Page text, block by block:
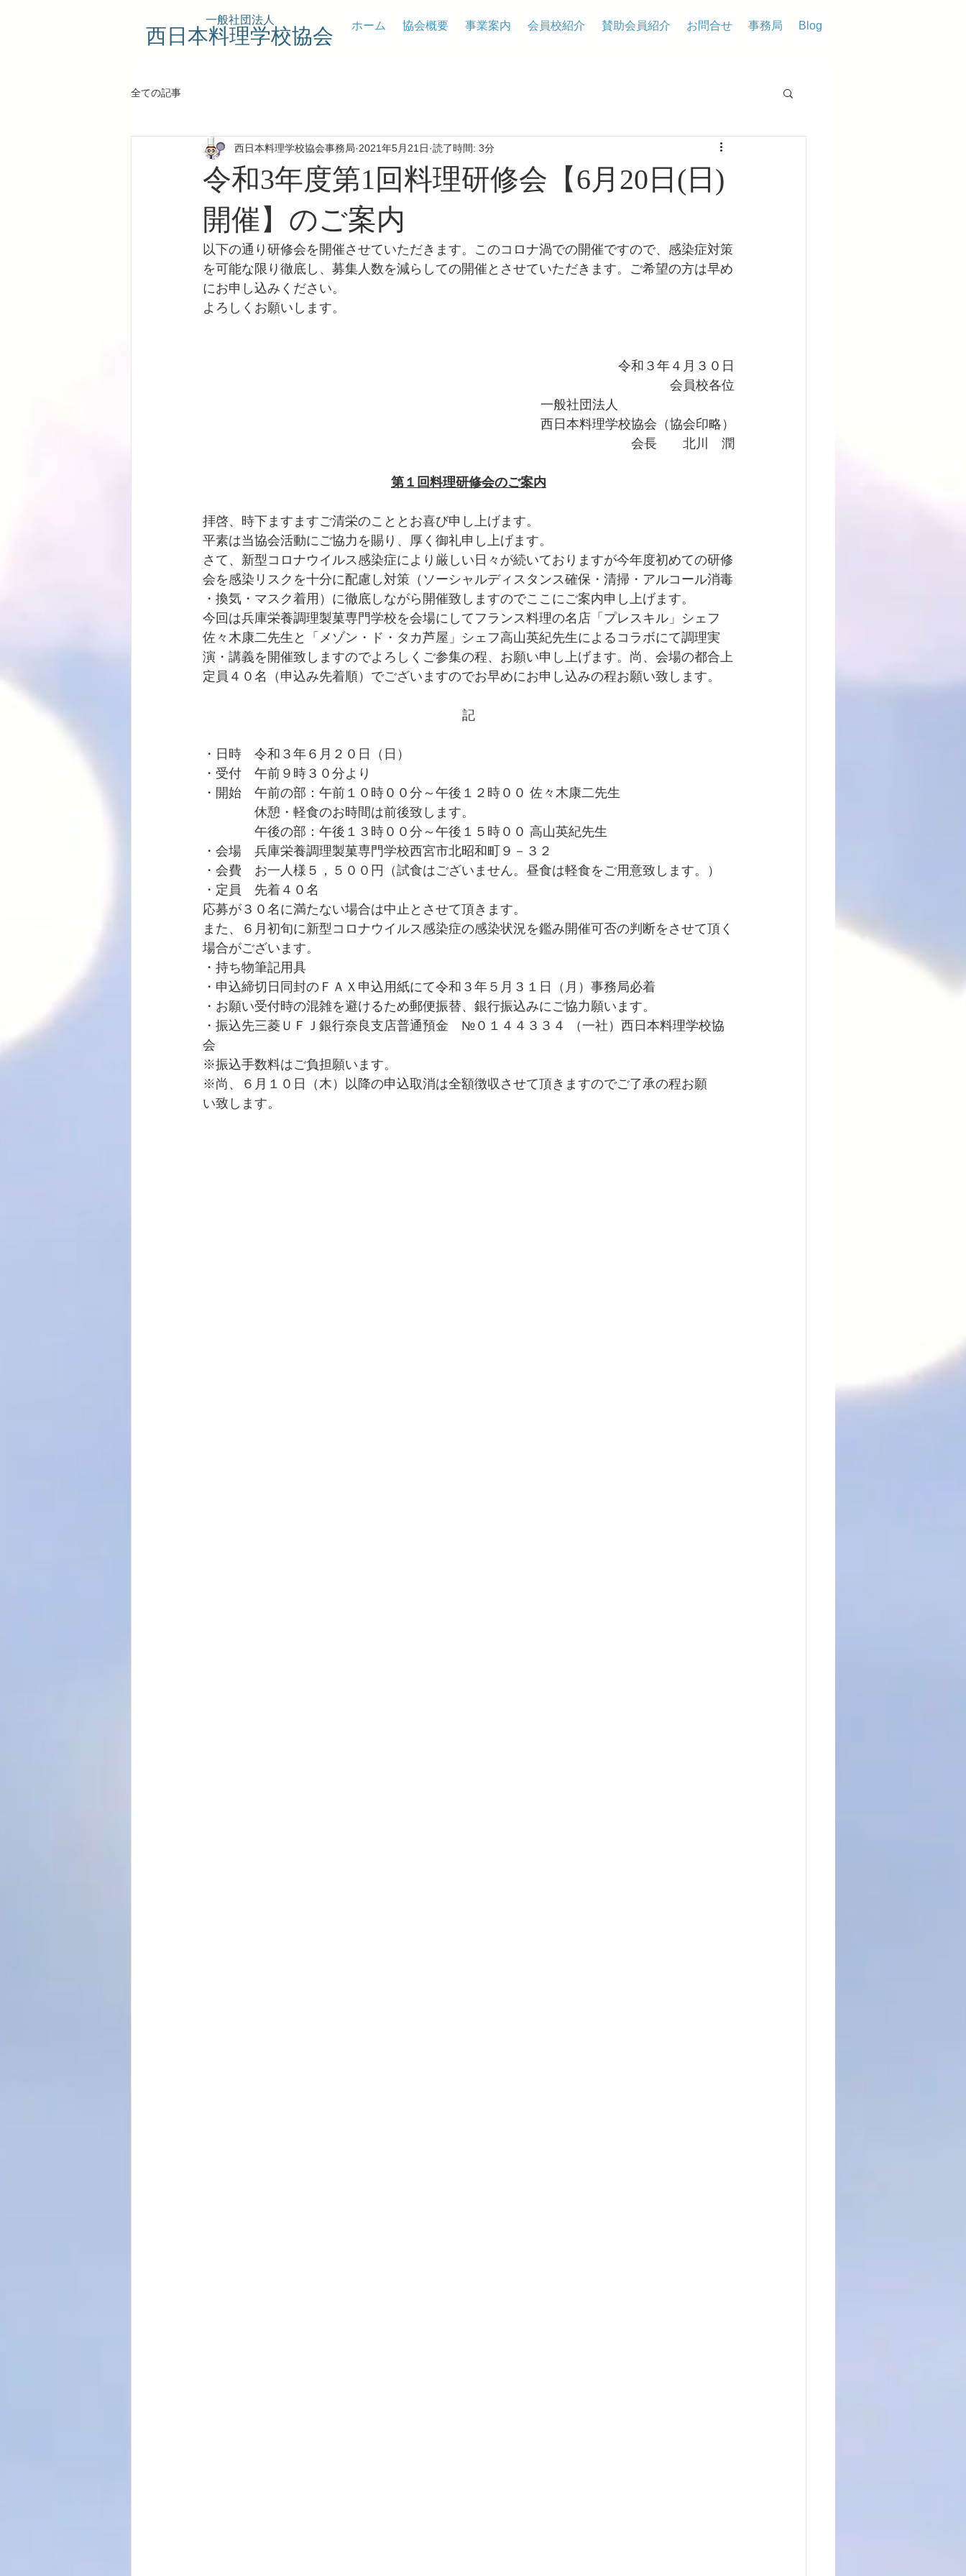
一般社団法人
西日本料理学校協会 ホーム 協会概要 事業案内 会員校紹介 賛助会員紹介 お問合せ 事務局 Blog
全ての記事
令和3年度第1回料理研修会【6月20日(日)
開催】のご案内
西日本料理学校協会事務局 2021年5月21日 読了時間: 3分
以下の通り研修会を開催させていただきます。このコロナ渦での開催ですので、感染症対策
を可能な限り徹底し、募集人数を減らしての開催とさせていただきます。ご希望の方は早め
にお申し込みください。
よろしくお願いします。
令和３年４月３０日
会員校各位
一般社団法人
西日本料理学校協会（協会印略）
会長　　北川　潤
第１回料理研修会のご案内
拝啓、時下ますますご清栄のこととお喜び申し上げます。
平素は当協会活動にご協力を賜り、厚く御礼申し上げます。
さて、新型コロナウイルス感染症により厳しい日々が続いておりますが今年度初めての研修
会を感染リスクを十分に配慮し対策（ソーシャルディスタンス確保・清掃・アルコール消毒
・換気・マスク着用）に徹底しながら開催致しますのでここにご案内申し上げます。
今回は兵庫栄養調理製菓専門学校を会場にしてフランス料理の名店「プレスキル」シェフ
佐々木康二先生と「メゾン・ド・タカ芦屋」シェフ高山英紀先生によるコラボにて調理実
演・講義を開催致しますのでよろしくご参集の程、お願い申し上げます。尚、会場の都合上
定員４０名（申込み先着順）でございますのでお早めにお申し込みの程お願い致します。
記
・日時　令和３年６月２０日（日）
・受付　午前９時３０分より
・開始　午前の部：午前１０時００分～午後１２時００ 佐々木康二先生
休憩・軽食のお時間は前後致します。
午後の部：午後１３時００分～午後１５時００ 高山英紀先生
・会場　兵庫栄養調理製菓専門学校西宮市北昭和町９－３２
・会費　お一人様５，５００円（試食はございません。昼食は軽食をご用意致します。）
・定員　先着４０名
応募が３０名に満たない場合は中止とさせて頂きます。
また、６月初旬に新型コロナウイルス感染症の感染状況を鑑み開催可否の判断をさせて頂く
場合がございます。
・持ち物筆記用具
・申込締切日同封のＦＡＸ申込用紙にて令和３年５月３１日（月）事務局必着
・お願い受付時の混雑を避けるため郵便振替、銀行振込みにご協力願います。
・振込先三菱ＵＦＪ銀行奈良支店普通預金　№０１４４３３４ （一社）西日本料理学校協
会
※振込手数料はご負担願います。
※尚、６月１０日（木）以降の申込取消は全額徴収させて頂きますのでご了承の程お願
い致します。